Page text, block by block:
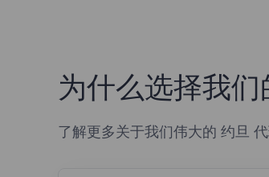
为什么选择我们
了解更多关于我们伟大的 约旦